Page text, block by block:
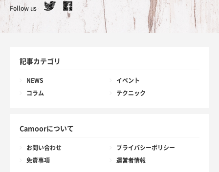
Follow us
記事カテゴリ
NEWS イベント
コラム テクニック
Camoorについて
お問い合わせ プライバシーポリシー
免責事項 運営者情報